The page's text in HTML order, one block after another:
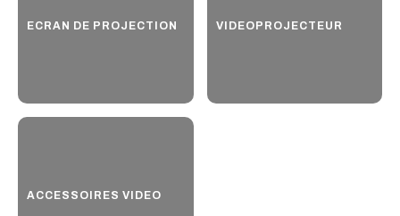
ECRAN DE PROJECTION VIDEOPROJECTEUR
ACCESSOIRES VIDEO